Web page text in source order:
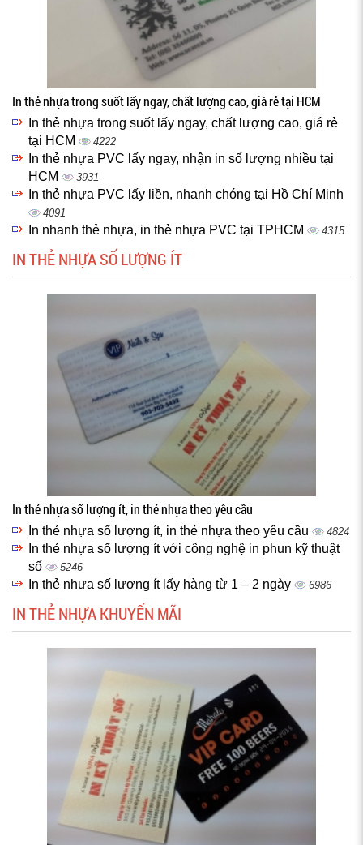
In thẻ nhựa trong suốt lấy ngay, chất lượng cao, giá rẻ tại HCM
In thẻ nhựa trong suốt lấy ngay, chất lượng cao, giá rẻ
tại HCM
4222
In thẻ nhựa PVC lấy ngay, nhận in số lượng nhiều tại
HCM
3931
In thẻ nhựa PVC lấy liền, nhanh chóng tại Hồ Chí Minh
4091
In nhanh thẻ nhựa, in thẻ nhựa PVC tại TPHCM 4315
IN THẺ NHỰA SỐ LƯỢNG ÍT
In thẻ nhựa số lượng ít, in thẻ nhựa theo yêu cầu
In thẻ nhựa số lượng ít, in thẻ nhựa theo yêu cầu 4824
In thẻ nhựa số lượng ít với công nghệ in phun kỹ thuật
số
5246
In thẻ nhựa số lượng ít lấy hàng từ 1 – 2 ngày 6986
IN THẺ NHỰA KHUYẾN MÃI